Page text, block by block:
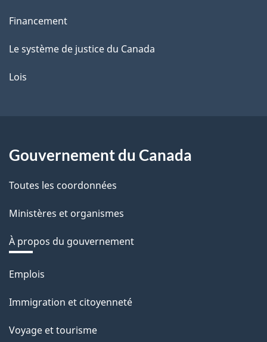
Financement
Le système de justice du Canada
Lois
Gouvernement du Canada
Toutes les coordonnées
Ministères et organismes
À propos du gouvernement
Thèmes
sujets
Emplois
Immigration et citoyenneté
Voyage et tourisme